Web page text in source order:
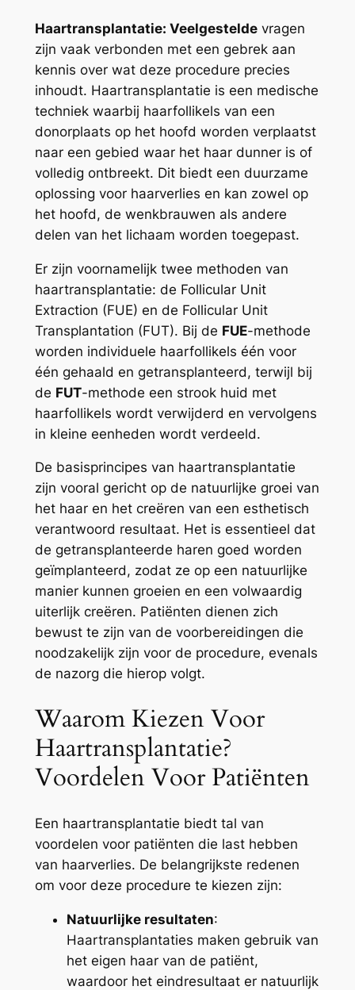
Haartransplantatie: Veelgesteldevragen
zijn vaak verbonden met een gebrek aan
kennis over wat deze procedure precies
inhoudt. Haartransplantatie is een medische
techniek waarbij haarfollikels van een
donorplaats op het hoofd worden verplaatst
naar een gebied waar het haar dunner is of
volledig ontbreekt. Dit biedt een duurzame
oplossing voor haarverlies en kan zowel op
het hoofd, de wenkbrauwen als andere
delen van het lichaam worden toegepast.
Er zijn voornamelijk twee methoden van
haartransplantatie: de Follicular Unit
Extraction (FUE) en de Follicular Unit
Transplantation (FUT). Bij de FUE-methode
worden individuele haarfollikels één voor
één gehaald en getransplanteerd, terwijl bij
de FUT-methode een strook huid met
haarfollikels wordt verwijderd en vervolgens
in kleine eenheden wordt verdeeld.
De basisprincipes van haartransplantatie
zijn vooral gericht op de natuurlijke groei van
het haar en het creëren van een esthetisch
verantwoord resultaat. Het is essentieel dat
de getransplanteerde haren goed worden
geïmplanteerd, zodat ze op een natuurlijke
manier kunnen groeien en een volwaardig
uiterlijk creëren. Patiënten dienen zich
bewust te zijn van de voorbereidingen die
noodzakelijk zijn voor de procedure, evenals
de nazorg die hierop volgt.
Waarom Kiezen Voor
Haartransplantatie?
Voordelen Voor Patiënten
Een haartransplantatie biedt tal van
voordelen voor patiënten die last hebben
van haarverlies. De belangrijkste redenen
om voor deze procedure te kiezen zijn:
Natuurlijke resultaten:
Haartransplantaties maken gebruik van
het eigen haar van de patiënt,
waardoor het eindresultaat er natuurlijk